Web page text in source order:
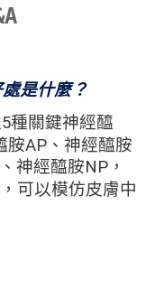
是什麼？
種關鍵神經醯
胺AP、神經醯胺
神經醯胺NP，
可以模仿皮膚中